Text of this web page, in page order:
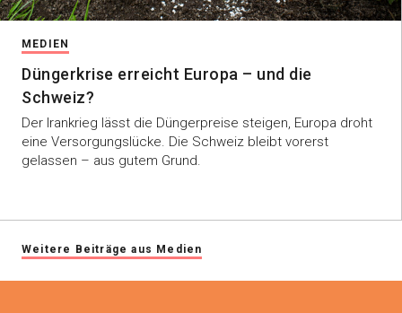
MEDIEN
Düngerkrise erreicht Europa – und die
Schweiz?
Der Irankrieg lässt die Düngerpreise steigen, Europa droht
eine Versorgungslücke. Die Schweiz bleibt vorerst
gelassen – aus gutem Grund.
Weitere Beiträge aus Medien